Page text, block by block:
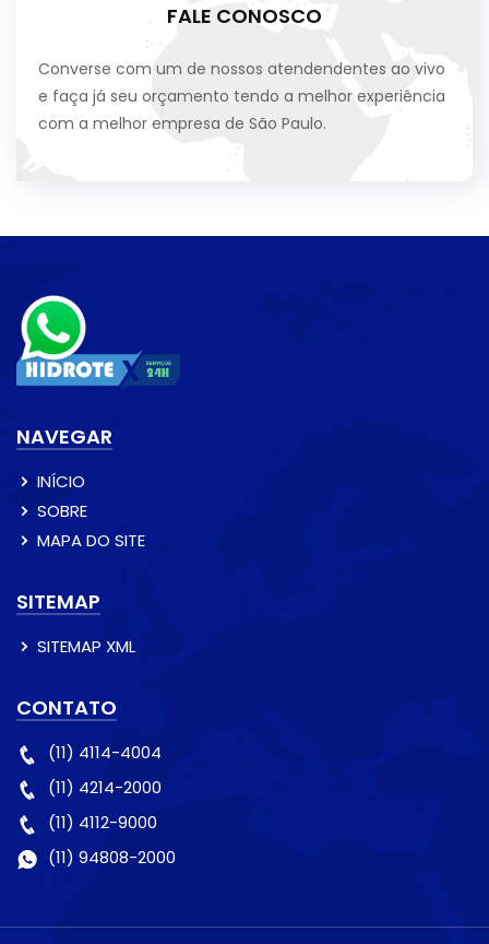
FALE CONOSCO
Converse com um de nossos atendendentes ao vivo
e faça já seu orçamento tendo a melhor experiência
com a melhor empresa de São Paulo.
NAVEGAR
INÍCIO
SOBRE
MAPA DO SITE
SITEMAP
SITEMAP XML
CONTATO
(11) 4114-4004
(11) 4214-2000
(11) 4112-9000
(11) 94808-2000